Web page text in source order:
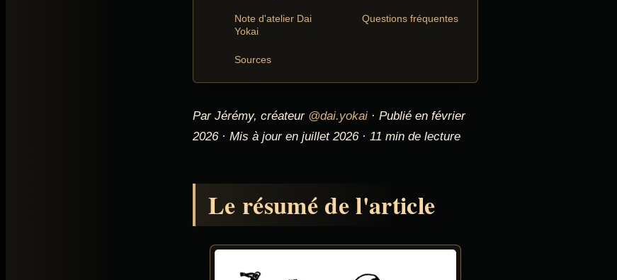
Note d'atelier Dai
Yokai
Questions fréquentes
Sources
Par Jérémy, créateur @dai.yokai · Publié en février
2026 · Mis à jour en juillet 2026 · 11 min de lecture
Le résumé de l'article